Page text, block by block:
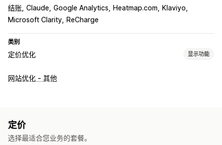
结账 Claude Google Analytics Heatmap.com
Klaviyo
Microsoft Clarity
ReCharge
类别
定价优化 显示功能
定价管理
监控
A/B 测试 趋势分析 报告
网站优化 - 其他
定价
选择最适合您业务的套餐。